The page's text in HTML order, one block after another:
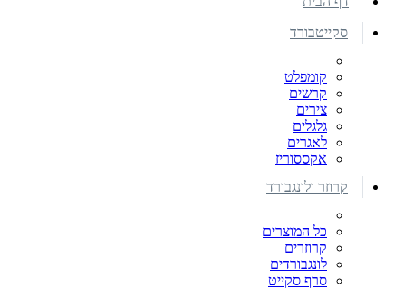
סקייטבורד
קומפלט
קרשים
צירים
גלגלים
לאגרים
אקססוריז
קרוזר ולונגבורד
כל המוצרים
קרוזרים
לונגבורדים
סרף סקייט